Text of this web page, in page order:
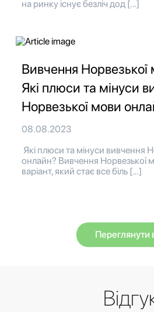
на ринку існує безліч дод […]
Вивчення
Які плюси та мінуси
Норвезької мови
08.08.2023
Які плюси та мінуси вивчення
онлайн? Вивчення Норвезької
варіант, який стає все біль […]
Переглянути